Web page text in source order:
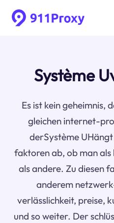
Système
Es ist kein geheimnis,
gleichen internet-
derSystème
faktoren ab, ob man als
als andere. Zu diesen
anderem
verlässlichkeit, preise,
und so weiter. Der